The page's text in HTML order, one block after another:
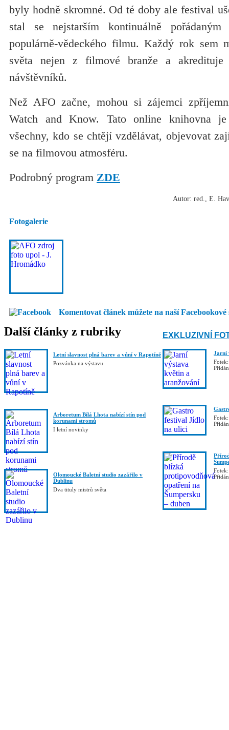
byly hodně skromné. Od té doby ale festival
stal se nejstarším kontinuálně pořádaným
populárně-vědeckého filmu. Každý rok sem
světa nejen z filmové branže a
návštěvníků.
Než AFO začne, mohou si zájemci
Watch and Know. Tato online knihovna
všechny, kdo se chtějí vzdělávat, objevovat
se na filmovou atmosféru.
Podrobný program ZDE
Autor: red., E.
Fotogalerie
Komentovat článek můžete na naší Facebookové
Další články z rubriky
Letní slavnost plná barev a vůní v Rapotíně
Pozvánka na výstavu
Arboretum Bílá Lhota nabízí stín pod
korunami stromů
I letní novinky
Olomoucké Baletní studio zazářilo v
Dublinu
Dva tituly mistrů světa
EXKLUZIVNÍ
Jarní